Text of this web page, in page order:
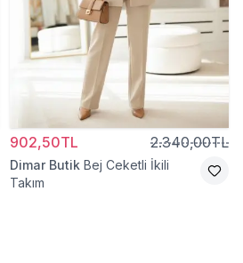
902,50TL 2.340,00TL
Dimar Butik Bej Ceketli İkili
Takım